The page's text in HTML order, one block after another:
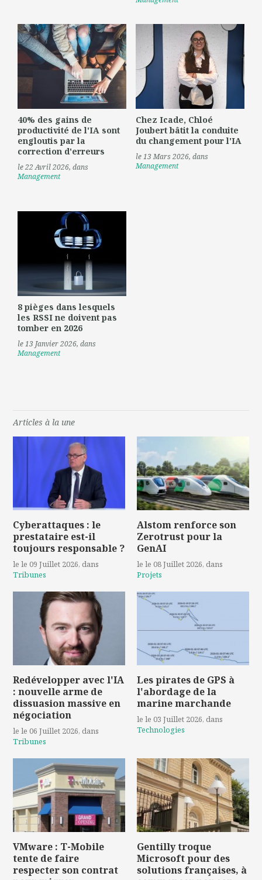
40% des gains de
productivité de l'IA sont
engloutis par la
correction d'erreurs
le 22 Avril 2026, dans
Management
Chez Icade, Chloé
Joubert bâtit la conduite
du changement pour l'IA
le 13 Mars 2026, dans
Management
8 pièges dans lesquels
les RSSI ne doivent pas
tomber en 2026
le 13 Janvier 2026, dans
Management
Articles à la une
Cyberattaques : le
prestataire est-il
toujours responsable ?
le le 09 Juillet 2026, dans
Tribunes
Alstom renforce son
Zerotrust pour la
GenAI
le le 08 Juillet 2026, dans
Projets
Redévelopper avec l'IA
: nouvelle arme de
dissuasion massive en
négociation
le le 06 Juillet 2026, dans
Tribunes
Les pirates de GPS à
l'abordage de la
marine marchande
le le 03 Juillet 2026, dans
Technologies
VMware : T-Mobile
tente de faire
respecter son contrat
Gentilly troque
Microsoft pour des
solutions françaises, à